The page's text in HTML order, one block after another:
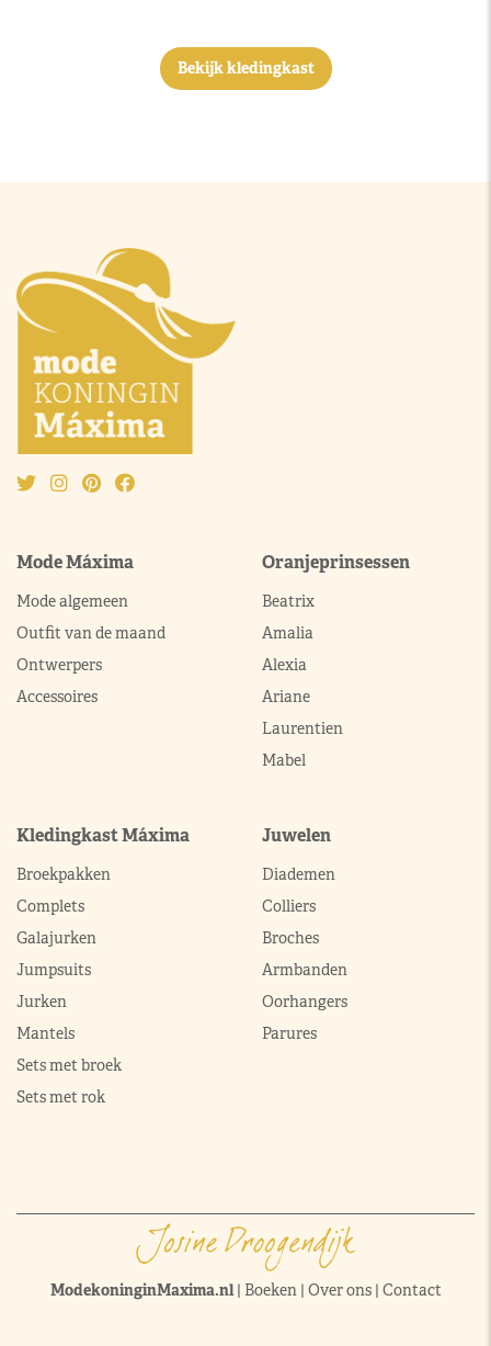
Bekijk kledingkast
Mode Máxima
Mode algemeen
Outfit van de maand
Ontwerpers
Accessoires
Oranjeprinsessen
Beatrix
Amalia
Alexia
Ariane
Laurentien
Mabel
Kledingkast Máxima
Broekpakken
Complets
Galajurken
Jumpsuits
Jurken
Mantels
Sets met broek
Sets met rok
Juwelen
Diademen
Colliers
Broches
Armbanden
Oorhangers
Parures
ModekoninginMaxima.nl| Boeken| Over ons| Contact